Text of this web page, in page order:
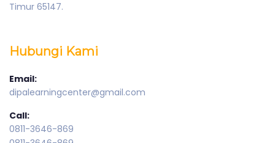
Timur 65147.
Hubungi Kami
Email:
dipalearningcenter@gmail.com
Call:
0811-3646-869